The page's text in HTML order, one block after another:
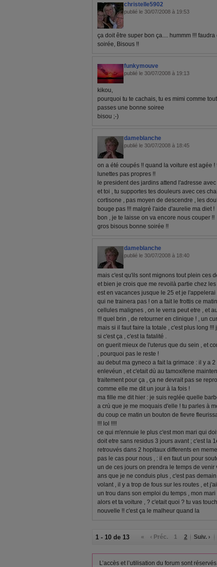
christelle5902
publié le 30/07/2008 à 19:53
ça doit être super bon ça.... hummm !!!
soirée, Bisous !!
funkymouve
publié le 30/07/2008 à 19:13
kikou,
pourquoi tu te cachais, tu es mimi comme tout
passes une bonne soiree
bisou ;-)
dameblanche
publié le 30/07/2008 à 18:45
on a été coupés !! quand la voiture est agée
lunettes pas propres !!
le president des jardins attend l'adresse
et toi , tu supportes tes douleurs avec ces
cortisone , pas moyen de descendre , les
bouge pas !!! malgré l'aide d'aurelie ma diet !
bon , je te laisse on va encore nous couper !!
gros bisous bonne soirée !!
dameblanche
publié le 30/07/2008 à 18:40
mais c'est qu'ils sont mignons tout plein ces
et bien je crois que me revoilà partie chez
est en vacances jusque le 25 et je
qui ne trainera pas ! on a fait le frottis ce
cellules malignes , on le verra peut etre , et
!!! quel brin , de retourner en clinique ! , un
mais si il faut faire la totale , c'est plus long
si c'est ça , c'est la fatalité .
on guerit mieux de l'uterus que du sein , et
, pourquoi pas le reste !
au debut ma gyneco a fait la grimace : il y a
enlevéun , et c'etait dù au tamoxifene
traitement pour ça , ça ne devrait pas se
comme elle me dit un jour à la fois !
ma fille me dit hier : je suis reglée quelle
a crù que je me moquais d'elle ! tu parles à
du coup ce matin un bouton de fievre
!!! lol !!!!
ce qui m'ennuie le plus c'est mon mari qui
doit etre sans residus 3 jours avant ; c'est la
retrouvés dans 2 hopitaux differents en
pas le cas pour nous , : il en faut un pour
un de ces jours on prendra le temps de venir
ans que je ne conduis plus , c'est pas
volant , il y a trop de fous sur les routes , et
un trou dans son emploi du temps , mon
alors et ta voiture , ? c'etait quoi ? tu vas
nouvelle !! c'est ça le malheur quand la
1 - 10 de 13 « ‹ Préc. 1 2 Suiv. ›
L’accès et l’utilisation du forum sont